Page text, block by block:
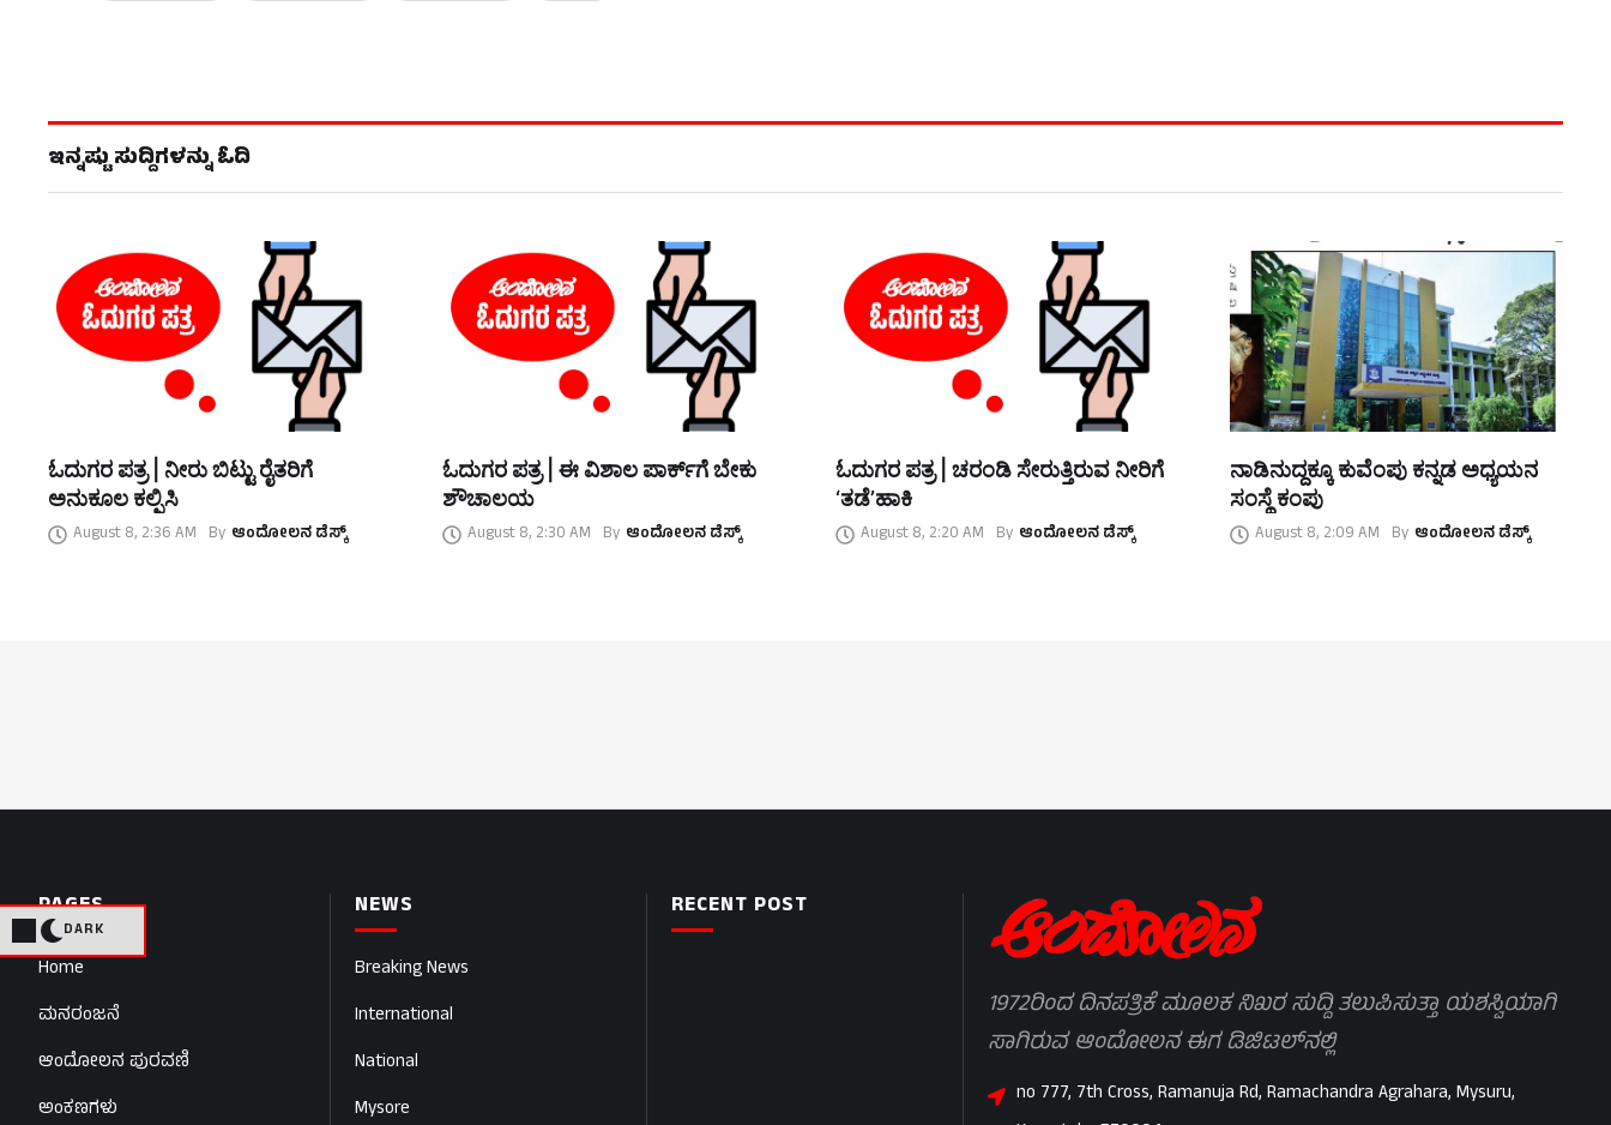
DARK
ಇನ್ನಷ್ಟು ಸುದ್ದಿಗಳನ್ನು ಓದಿ
ಓದುಗರ ಪತ್ರ | ನೀರು ಬಿಟ್ಟು ರೈತರಿಗೆ
ಅನುಕೂಲ ಕಲ್ಪಿಸಿ
August 8, 2:36 AM By ಆಂದೋಲನ ಡೆಸ್ಕ್
ಓದುಗರ ಪತ್ರ | ಈ ವಿಶಾಲ ಪಾರ್ಕ್‌ಗೆ ಬೇಕು
ಶೌಚಾಲಯ
August 8, 2:30 AM By ಆಂದೋಲನ ಡೆಸ್ಕ್
ಓದುಗರ ಪತ್ರ | ಚರಂಡಿ ಸೇರುತ್ತಿರುವ ನೀರಿಗೆ
‘ತಡೆ’ಹಾಕಿ
August 8, 2:20 AM By ಆಂದೋಲನ ಡೆಸ್ಕ್
ನಾಡಿನುದ್ದಕ್ಕೂ ಕುವೆಂಪು ಕನ್ನಡ ಅಧ್ಯಯನ
ಸಂಸ್ಥೆ ಕಂಪು
August 8, 2:09 AM By ಆಂದೋಲನ ಡೆಸ್ಕ್
PAGES
Home
ಮನರಂಜನೆ
ಆಂದೋಲನ ಪುರವಣಿ
ಅಂಕಣಗಳು
NEWS
Breaking News
International
National
Mysore
RECENT POST
1972ರಿಂದ ದಿನಪತ್ರಿಕೆ ಮೂಲಕ ನಿಖರ ಸುದ್ದಿ ತಲುಪಿಸುತ್ತಾ ಯಶಸ್ವಿಯಾಗಿ
ಸಾಗಿರುವ ಆಂದೋಲನ ಈಗ ಡಿಜಿಟಲ್‌ನಲ್ಲಿ
no 777, 7th Cross, Ramanuja Rd, Ramachandra Agrahara, Mysuru,